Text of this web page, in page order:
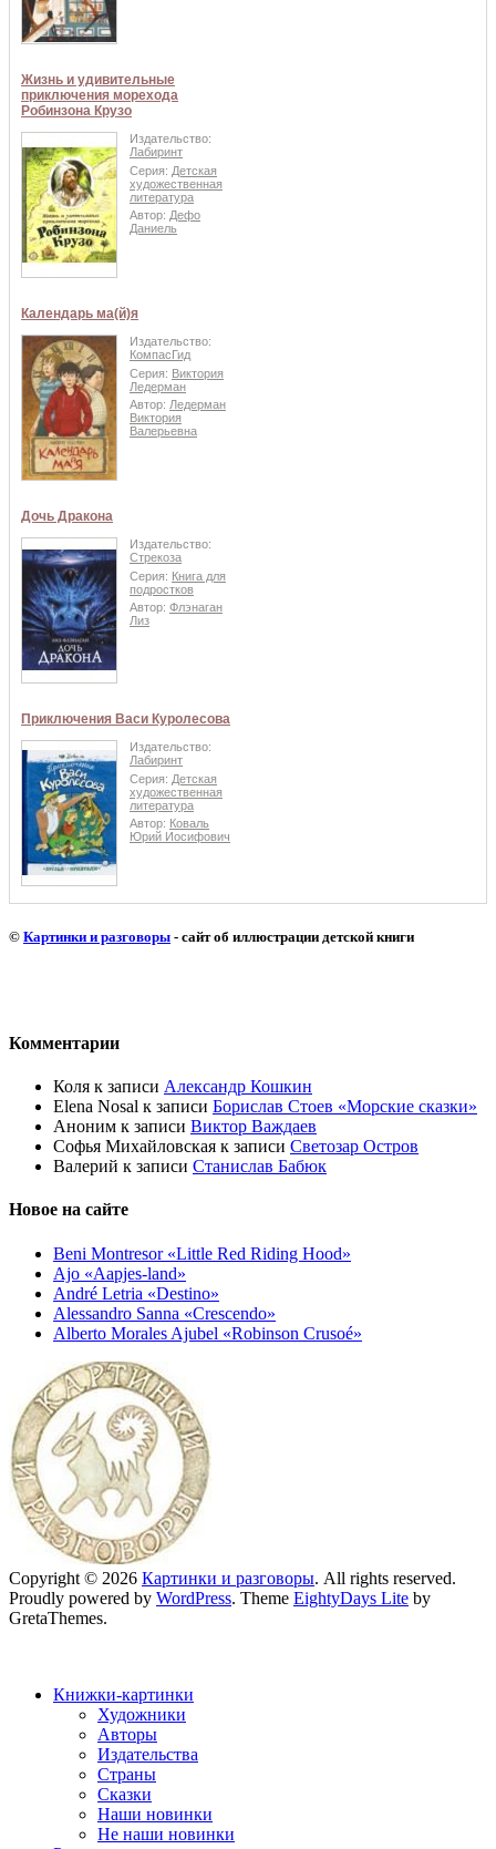
Жизнь и удивительные
приключения морехода
Робинзона Крузо
Издательство:
Лабиринт
Серия: Детская
художественная
литература
Автор: Дефо
Даниель
Календарь ма(й)я
Издательство:
КомпасГид
Серия: Виктория
Ледерман
Автор: Ледерман
Виктория
Валерьевна
Дочь Дракона
Издательство:
Стрекоза
Серия: Книга для
подростков
Автор: Флэнаган
Лиз
Приключения Васи Куролесова
Издательство:
Лабиринт
Серия: Детская
художественная
литература
Автор: Коваль
Юрий Иосифович
© Картинки и разговоры - сайт об иллюстрации детской книги
Комментарии
Коля к записи Александр Кошкин
Elena Nosal к записи Борислав Стоев «Морские сказки»
Аноним к записи Виктор Важдаев
Софья Михайловская к записи Светозар Остров
Валерий к записи Станислав Бабюк
Новое на сайте
Beni Montresor «Little Red Riding Hood»
Ajo «Aapjes-land»
André Letria «Destino»
Alessandro Sanna «Crescendo»
Alberto Morales Ajubel «Robinson Crusoé»
Copyright © 2026 Картинки и разговоры. All rights reserved.
Proudly powered by WordPress. Theme EightyDays Lite by
GretaThemes.
Книжки-картинки
Художники
Авторы
Издательства
Страны
Сказки
Наши новинки
Не наши новинки